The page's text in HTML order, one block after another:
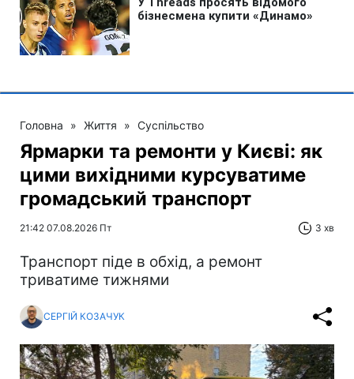
Головна » Життя » Суспільство
Ярмарки та ремонти у Києві: як
цими вихідними курсуватиме
громадський транспорт
21:42 07.08.2026 Пт 3 хв
Транспорт піде в обхід, а ремонт
триватиме тижнями
СЕРГІЙ КОЗАЧУК